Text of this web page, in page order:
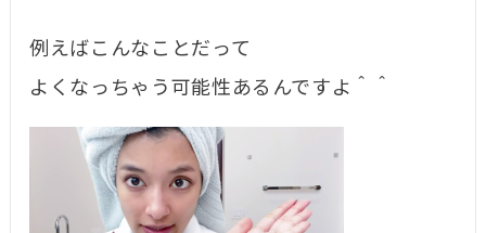
例えばこんなことだって
よくなっちゃう可能性あるんですよ＾＾